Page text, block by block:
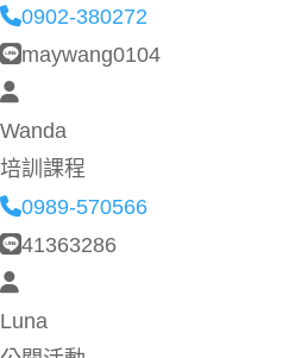
0902-380272
maywang0104
Wanda
培訓課程
0989-570566
41363286
Luna